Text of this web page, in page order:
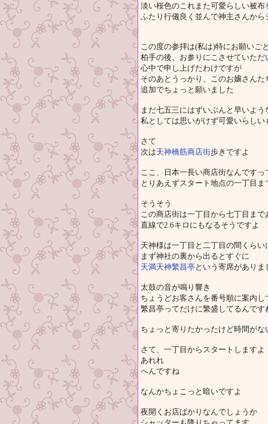
淡い桜色のこれまた可愛らしい被
ふたり行儀良く並んで神主さんか
この度の参拝は(私は)特にお願いご
柏手の後、お参りにこさせていた
心中で申し上げたわけですが
そのあとうっかり、このお嬢さん
追加でちょっと願いました
まだ七五三にはずいぶんと早いよ
私としては思いがけず可愛いらし
さて
次は天神橋筋商店街歩きですよ
ここ、日本一長い商店街なんですっ
とりあえずスタート地点の一丁目
そうそう
この商店街は一丁目から七丁目まで
直線で2.6キロにもなるそうですよ
天神様は一丁目と二丁目の間くらい
まず神社の裏から出るとすぐに
天満天神繁昌亭という寄席がありま
太鼓の音が鳴り響き
ちょうどお客さんを番号順に案内し
繁昌亭ってだけに繁盛してるんです
ちょっと寄りたかったけど時間が
さて、一丁目からスタートしますよ
あれれ
へんですね
なんかちょこっと暗いですよ
夜開くお店ばかりなんでしょうか